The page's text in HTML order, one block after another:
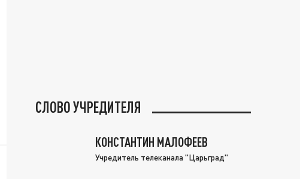
СЛОВО УЧРЕДИТЕЛЯ
КОНСТАНТИН МАЛОФЕЕВ
Учредитель телеканала "Царьград"